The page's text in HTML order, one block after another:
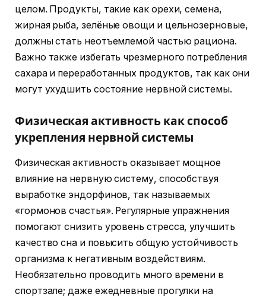
целом. Продукты, такие как орехи, семена,
жирная рыба, зелёные овощи и цельнозерновые,
должны стать неотъемлемой частью рациона.
Важно также избегать чрезмерного потребления
сахара и переработанных продуктов, так как они
могут ухудшить состояние нервной системы.
Физическая активность как способ
укрепления нервной системы
Физическая активность оказывает мощное
влияние на нервную систему, способствуя
выработке эндорфинов, так называемых
«гормонов счастья». Регулярные упражнения
помогают снизить уровень стресса, улучшить
качество сна и повысить общую устойчивость
организма к негативным воздействиям.
Необязательно проводить много времени в
спортзале; даже ежедневные прогулки на